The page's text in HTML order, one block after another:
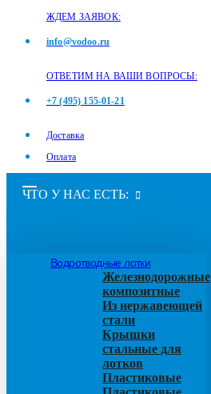
ЖДЕМ ЗАЯВОК:
info@vodoo.ru
ОТВЕТИМ НА ВАШИ ВОПРОСЫ:
+7 (495) 155-01-21
Доставка
Оплата
ЧТО У НАС ЕСТЬ:
Водоотводные лотки
Железнодорожные
композитные
Из нержавеющей
стали
Крышки
стальные для
лотков
Пластиковые